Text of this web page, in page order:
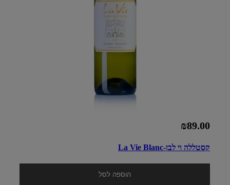
₪89.00
קסטללה וי לבן-La Vie Blanc
הוספה לסל